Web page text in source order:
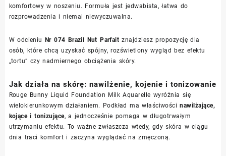
komfortowy w noszeniu. Formuła jest jedwabista, łatwa do
rozprowadzenia i niemal niewyczuwalna.
W odcieniu Nr 074 Brazil Nut Parfait znajdziesz propozycję dla
osób, które chcą uzyskać spójny, rozświetlony wygląd bez efektu
„tortu” czy nadmiernego obciążenia skóry.
Jak działa na skórę: nawilżenie, kojenie i tonizowanie
Rouge Bunny Liquid Foundation Milk Aquarelle wyróżnia się
wielokierunkowym działaniem. Podkład ma właściwościnawilżające,
kojące i tonizujące, a jednocześnie pomaga w długotrwałym
utrzymaniu efektu. To ważne zwłaszcza wtedy, gdy skóra w ciągu
dnia traci komfort i zaczyna wyglądać na zmęczoną.